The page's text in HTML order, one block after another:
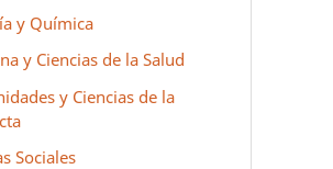
y Química
y Ciencias de la Salud
y Ciencias de la
Sociales